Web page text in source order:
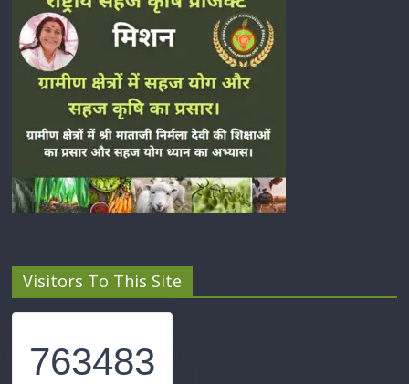
Visitors To This Site
763483